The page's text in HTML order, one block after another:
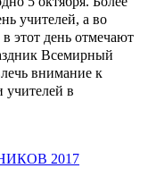
учителей, а во
этот день отмечают
Всемирный
внимание к
в
2017